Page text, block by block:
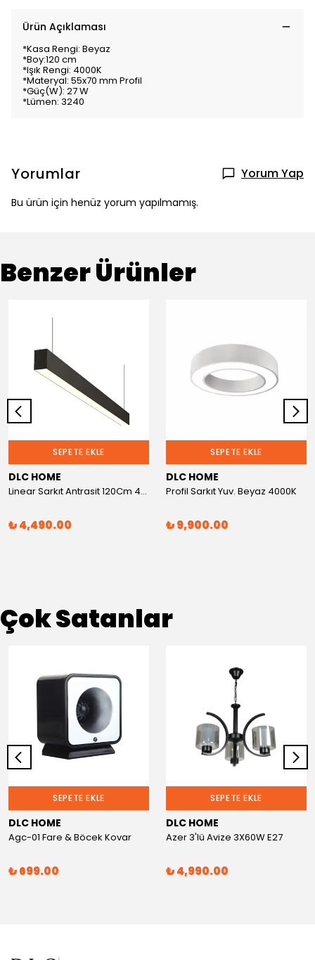
Ürün Açıklaması
*Kasa Rengi: Beyaz
*Boy:120 cm
*Işık Rengi: 4000K
*Materyal: 55x70 mm Profil
*Güç(W): 27 W
*Lümen: 3240
Yorumlar Yorum Yap
Bu ürün için henüz yorum yapılmamış.
Benzer Ürünler
SEPETE EKLE
DLC HOME
Linear Sarkıt Antrasit 120Cm 4000K
₺ 4,490.00
SEPETE EKLE
DLC HOME
Profil Sarkıt Yuv. Beyaz 4000K
₺ 9,900.00
Çok Satanlar
SEPETE EKLE
DLC HOME
Agc-01 Fare & Böcek Kovar
₺ 699.00
SEPETE EKLE
DLC HOME
Azer 3'lü Avize 3X60W E27
₺ 4,990.00